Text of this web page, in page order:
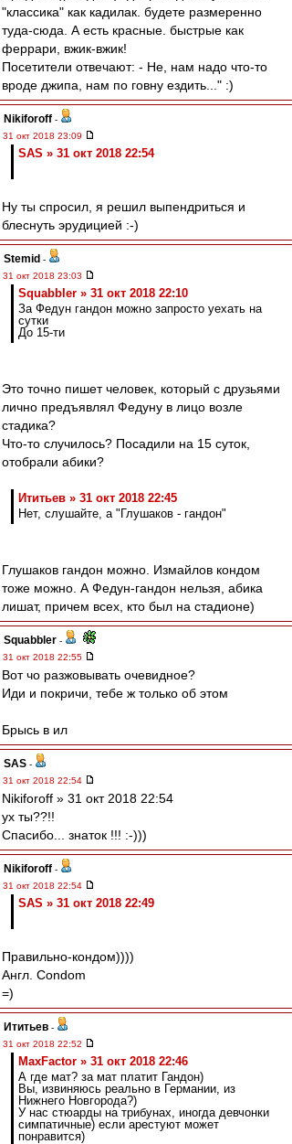
"классика" как кадилак. будете размеренно
туда-сюда. А есть красные. быстрые как
феррари, вжик-вжик!
Посетители отвечают: - Не, нам надо что-то
вроде джипа, нам по говну ездить..." :)
Nikiforoff -
31 окт 2018 23:09
SAS » 31 окт 2018 22:54
Ну ты спросил, я решил выпендриться и
блеснуть эрудицией :-)
Stemid -
31 окт 2018 23:03
Squabbler » 31 окт 2018 22:10
За Федун гандон можно запросто уехать на
сутки
До 15-ти
Это точно пишет человек, который с друзьями
лично предъявлял Федуну в лицо возле
стадика?
Что-то случилось? Посадили на 15 суток,
отобрали абики?
Ититьев » 31 окт 2018 22:45
Нет, слушайте, а "Глушаков - гандон"
Глушаков гандон можно. Измайлов кондом
тоже можно. А Федун-гандон нельзя, абика
лишат, причем всех, кто был на стадионе)
Squabbler -
31 окт 2018 22:55
Вот чо разжовывать очевидное?
Иди и покричи, тебе ж только об этом
Брысь в ил
SAS -
31 окт 2018 22:54
Nikiforoff » 31 окт 2018 22:54
ух ты??!!
Спасибо... знаток !!! :-)))
Nikiforoff -
31 окт 2018 22:54
SAS » 31 окт 2018 22:49
Правильно-кондом))))
Англ. Condom
=)
Ититьев -
31 окт 2018 22:52
MaxFactor » 31 окт 2018 22:46
А где мат? за мат платит Гандон)
Вы, извиняюсь реально в Германии, из
Нижнего Новгорода?)
У нас стюарды на трибунах, иногда девчонки
симпатичные) если арестуют может
понравится)